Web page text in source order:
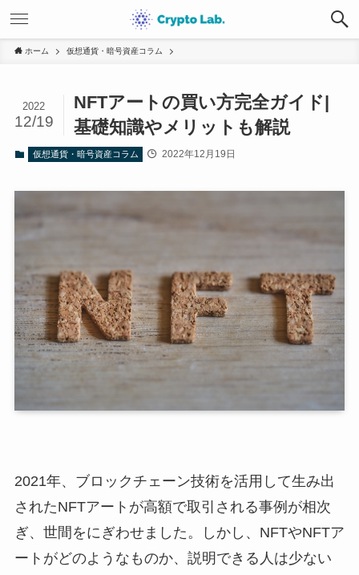
ホーム 仮想通貨・暗号資産コラム
NFTアートの買い方完全ガイド|
基礎知識やメリットも解説
2022
12/19
仮想通貨・暗号資産コラム 2022年12月19日
2021年、ブロックチェーン技術を活用して生み出
されたNFTアートが高額で取引される事例が相次
ぎ、世間をにぎわせました。しかし、NFTやNFTア
ートがどのようなものか、説明できる人は少ない